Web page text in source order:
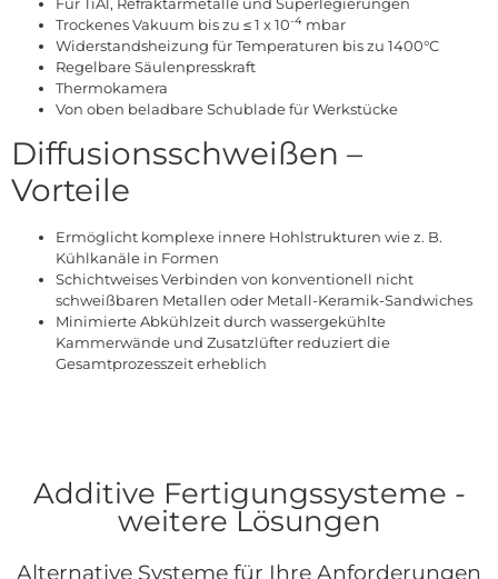
Für TiAl, Refraktärmetalle und Superlegierungen
Trockenes Vakuum bis zu ≤ 1 x 10-4 mbar
Widerstandsheizung für Temperaturen bis zu 1400°C
Regelbare Säulenpresskraft
Thermokamera
Von oben beladbare Schublade für Werkstücke
Diffusionsschweißen –
Vorteile
Ermöglicht komplexe innere Hohlstrukturen wie z. B.
Kühlkanäle in Formen
Schichtweises Verbinden von konventionell nicht
schweißbaren Metallen oder Metall-Keramik-Sandwiches
Minimierte Abkühlzeit durch wassergekühlte
Kammerwände und Zusatzlüfter reduziert die
Gesamtprozesszeit erheblich
Additive Fertigungssysteme -
weitere Lösungen
Alternative Systeme für Ihre Anforderungen